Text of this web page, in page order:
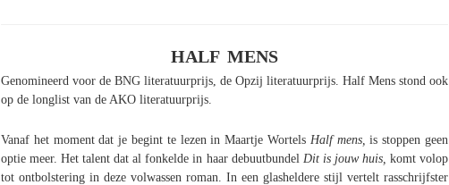
HALF MENS
Genomineerd voor de BNG literatuurprijs, de Opzij literatuurprijs. Half Mens stond ook
op de longlist van de AKO literatuurprijs.
Vanaf het moment dat je begint te lezen in Maartje Wortels Half mens,is stoppen geen
optie meer. Het talent dat al fonkelde in haar debuutbundel Dit is jouw huis, komt volop
tot ontbolstering in deze volwassen roman. In een glasheldere stijl vertelt rasschrijfster